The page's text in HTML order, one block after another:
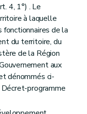
communes
d'urbanisme
d'urbanisme
soumis à permis d'urbanisme
4, 1°) . Le
à laquelle
de la
du territoire, du
de la Région
aux
dénommés ci-
programme